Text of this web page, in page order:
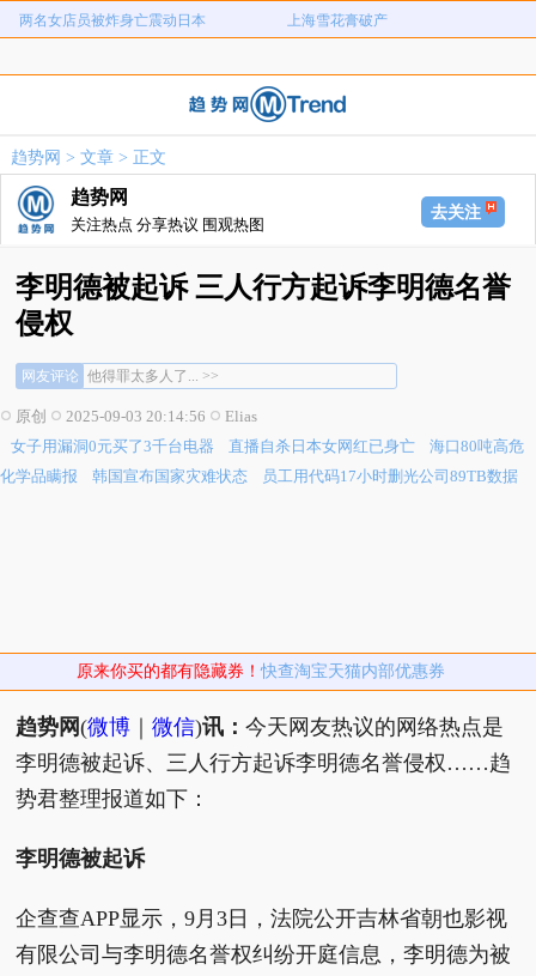
两名女店员被炸身亡震动日本 上海雪花膏破产
韩国宣布国家灾难状态
笔试第一称被第二名花钱劝弃考
两名女店员被炸身亡震动日本
趋势网 > 文章> 正文
趋势网
关注热点 分享热议 围观热图
去关注
李明德被起诉 三人行方起诉李明德名誉
侵权
网友评论 支持剧组维权，不是谁先无理取闹谁有理... >>
他得罪太多人了... >>
支持剧组维权，不是谁先无理取闹谁有理... >>
不是不告，是缓告，慢告，优告，灵活地告... >>
原创 2025-09-03 20:14:56
Elias
女子用漏洞0元买了3千台电器
直播自杀日本女网红已身亡
海口80吨高危
化学品瞒报
韩国宣布国家灾难状态 员工用代码17小时删光公司89TB数据
原来你买的都有隐藏券！快查淘宝天猫内部优惠券
趋势网(微博 ｜微信)讯：今天网友热议的网络热点是
李明德被起诉、三人行方起诉李明德名誉侵权……趋
势君整理报道如下：
李明德被起诉
企查查APP显示，9月3日，法院公开吉林省朝也影视
有限公司与李明德名誉权纠纷开庭信息，李明德为被